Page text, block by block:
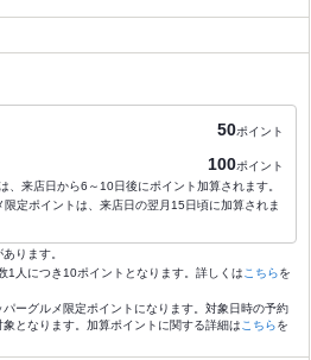
50ポイント
100ポイント
来店日から6～10日後にポイント加算されます。
定ポイントは、来店日の翌月15日頃に加算されま
ります。
人につき10ポイントとなります。詳しくは こちらを
ーグルメ限定ポイントになります。対象日時の予約
となります。加算ポイントに関する詳細は こちらを